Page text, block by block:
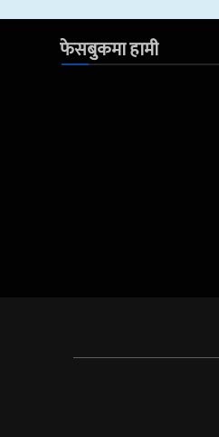
फेसबुकमा हामी